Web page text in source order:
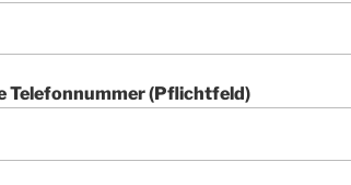
Telefonnummer (Pflichtfeld)